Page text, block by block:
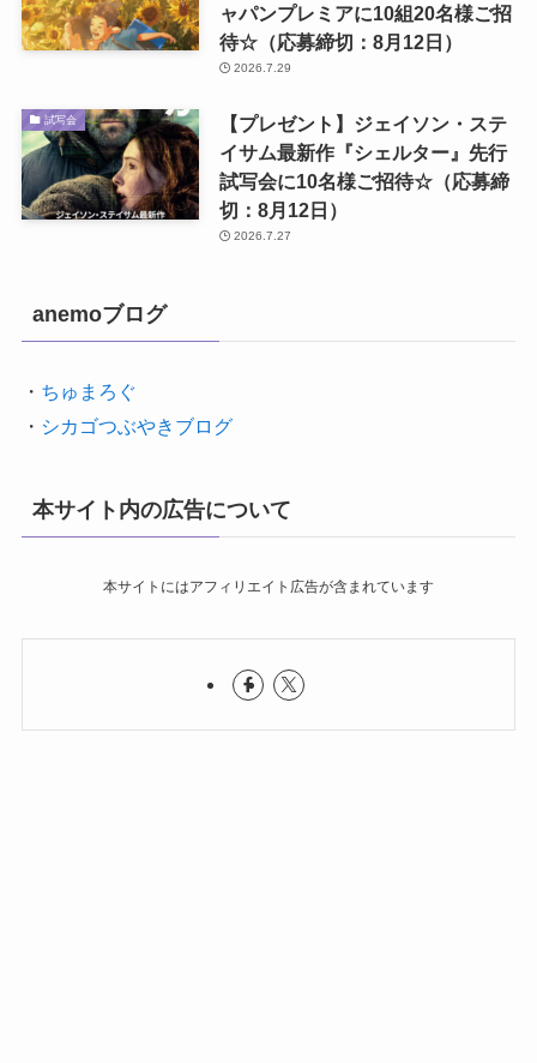
ャパンプレミアに10組20名様ご招
待☆（応募締切：8月12日）
2026.7.29
試写会
【プレゼント】ジェイソン・ステ
イサム最新作『シェルター』先行
試写会に10名様ご招待☆（応募締
切：8月12日）
2026.7.27
anemoブログ
・ ちゅまろぐ
・ シカゴつぶやきブログ
本サイト内の広告について
本サイトにはアフィリエイト広告が含まれています